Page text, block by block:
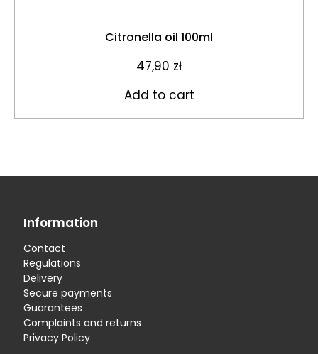
Citronella oil 100ml
47,90 zł
Add to cart
Information
Contact
Regulations
Delivery
Secure payments
Guarantees
Complaints and returns
Privacy Policy